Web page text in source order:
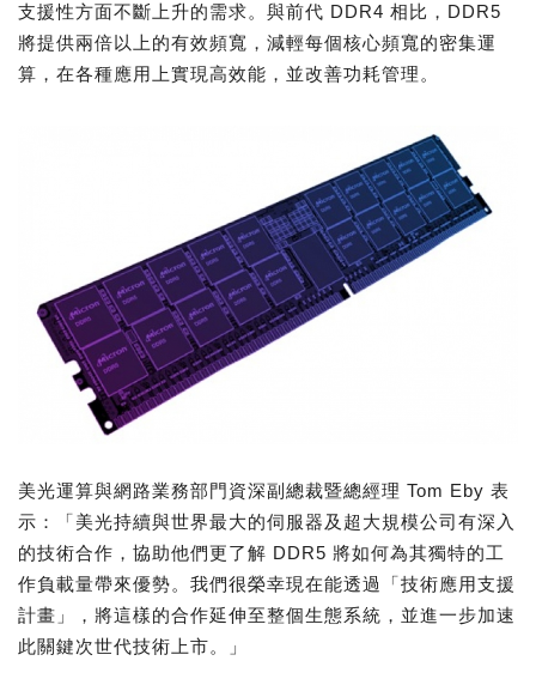
支援性方面不斷上升的需求。與前代 DDR4 相比，DDR5
將提供兩倍以上的有效頻寬，減輕每個核心頻寬的密集運
算，在各種應用上實現高效能，並改善功耗管理。
美光運算與網路業務部門資深副總裁暨總經理 Tom Eby 表
示：「美光持續與世界最大的伺服器及超大規模公司有深入
的技術合作，協助他們更了解 DDR5 將如何為其獨特的工
作負載量帶來優勢。我們很榮幸現在能透過「技術應用支援
計畫」，將這樣的合作延伸至整個生態系統，並進一步加速
此關鍵次世代技術上市。」